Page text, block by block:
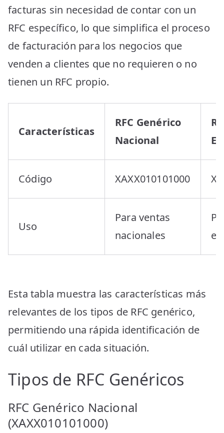
facturas sin necesidad de contar con un
RFC específico, lo que simplifica el proceso
de facturación para los negocios que
venden a clientes que no requieren o no
tienen un RFC propio.
Características
RFC Genérico
Nacional
Código XAXX010101000
Uso
Para ventas
nacionales
Esta tabla muestra las características más
relevantes de los tipos de RFC genérico,
permitiendo una rápida identificación de
cuál utilizar en cada situación.
Tipos de RFC Genéricos
RFC Genérico Nacional
(XAXX010101000)